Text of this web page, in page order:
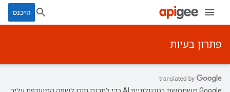
היכנס
פתרון בעיות